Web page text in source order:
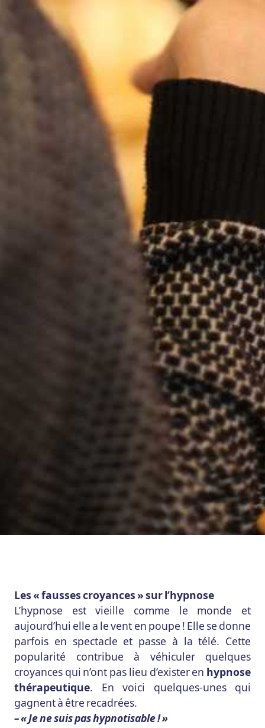
Les « fausses croyances » sur l’hypnose
L’hypnose est vieille comme le monde et
aujourd’hui elle a le vent en poupe ! Elle se donne
parfois en spectacle et passe à la télé. Cette
popularité contribue à véhiculer quelques
croyances qui n’ont pas lieu d’exister en hypnose
thérapeutique. En voici quelques-unes qui
gagnent à être recadrées.
– « Je ne suis pas hypnotisable ! »